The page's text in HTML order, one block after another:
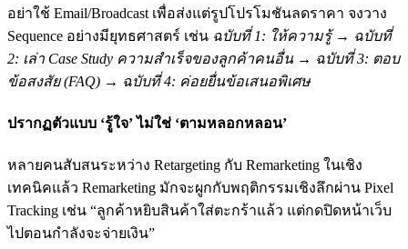
อย่าใช้ Email/Broadcast เพื่อส่งแต่รูปโปรโมชันลดราคา จงวาง
Sequence อย่างมียุทธศาสตร์ เช่น ฉบับที่ 1: ให้ความรู้ → ฉบับที่
2: เล่า Case Study ความสำเร็จของลูกค้าคนอื่น → ฉบับที่ 3: ตอบ
ข้อสงสัย (FAQ) → ฉบับที่ 4: ค่อยยื่นข้อเสนอพิเศษ
ปรากฏตัวแบบ ‘รู้ใจ’ ไม่ใช่ ‘ตามหลอกหลอน’
หลายคนสับสนระหว่าง Retargeting กับ Remarketing ในเชิง
เทคนิคแล้ว Remarketing มักจะผูกกับพฤติกรรมเชิงลึกผ่าน Pixel
Tracking เช่น “ลูกค้าหยิบสินค้าใส่ตะกร้าแล้ว แต่กดปิดหน้าเว็บ
ไปตอนกำลังจะจ่ายเงิน”